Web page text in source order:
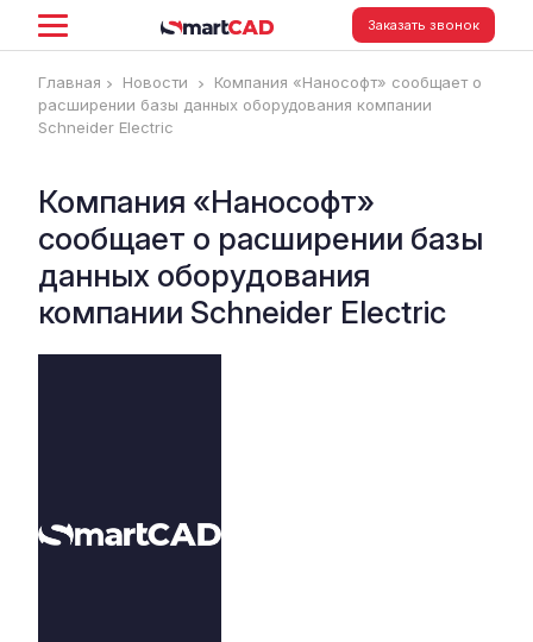
Заказать звонок
Главная Новости
Компания «Нанософт» сообщает о
расширении базы данных оборудования компании
Schneider Electric
Компания «Нанософт»
сообщает о расширении базы
данных оборудования
компании Schneider Electric